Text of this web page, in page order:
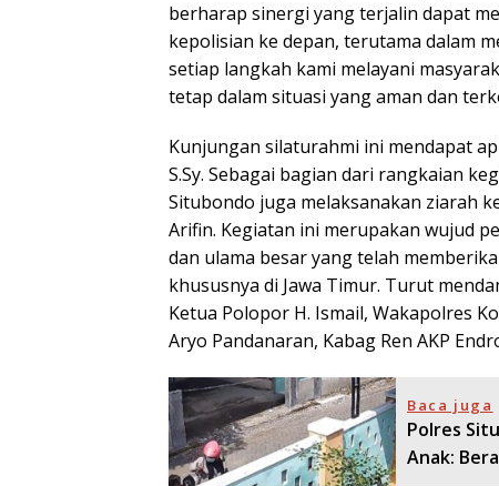
berharap sinergi yang terjalin dapat
kepolisian ke depan, terutama dalam
setiap langkah kami melayani
tetap dalam situasi yang aman dan
Kunjungan silaturahmi ini mendapat
S.Sy. Sebagai bagian dari rangkaian
Situbondo juga melaksanakan ziarah
Arifin. Kegiatan ini merupakan wujud
dan ulama besar yang telah
khususnya di Jawa Timur. Turut
Ketua Polopor H. Ismail, Wakapolres
Aryo Pandanaran, Kabag Ren AKP
Baca juga
Polres
Anak: